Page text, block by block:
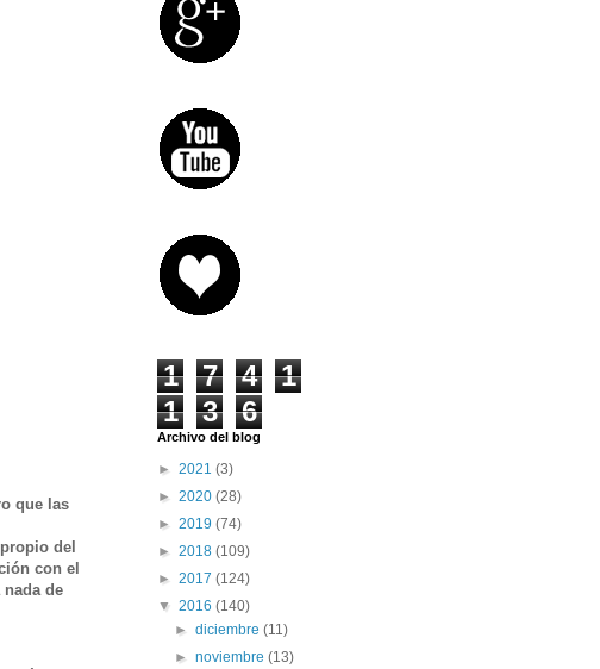
que las
del
con el
de
1 7 4
1
1
3 6
Archivo del blog
► 2021 (3)
► 2020 (28)
► 2019 (74)
► 2018 (109)
► 2017 (124)
▼ 2016 (140)
►diciembre(11)
►noviembre(13)